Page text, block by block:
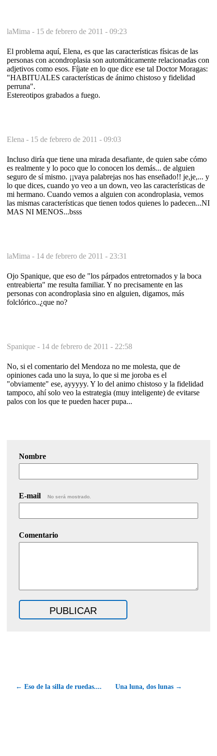
laMima - 15 de febrero de 2011 - 09:23
El problema aquí, Elena, es que las características físicas de las
personas con acondroplasia son automáticamente relacionadas con
adjetivos como esos. Fíjate en lo que dice ese tal Doctor Moragas:
"HABITUALES características de ánimo chistoso y fidelidad
perruna".
Estereotipos grabados a fuego.
Elena - 15 de febrero de 2011 - 09:03
Incluso diría que tiene una mirada desafiante, de quien sabe cómo
es realmente y lo poco que lo conocen los demás... de alguien
seguro de sí mismo. ¡¡vaya palabrejas nos has enseñado!! je,je,... y
lo que dices, cuando yo veo a un down, veo las características de
mi hermano. Cuando vemos a alguien con acondroplasia, vemos
las mismas características que tienen todos quienes lo padecen...NI
MAS NI MENOS...bsss
laMima - 14 de febrero de 2011 - 23:31
Ojo Spanique, que eso de "los párpados entretornados y la boca
entreabierta" me resulta familiar. Y no precisamente en las
personas con acondroplasia sino en alguien, digamos, más
folclórico..¿que no?
Spanique - 14 de febrero de 2011 - 22:58
No, si el comentario del Mendoza no me molesta, que de
opiniones cada uno la suya, lo que si me joroba es el
"obviamente" ese, ayyyyy. Y lo del animo chistoso y la fidelidad
tampoco, ahí solo veo la estrategia (muy inteligente) de evitarse
palos con los que te pueden hacer pupa...
Nombre
E-mail No será mostrado.
Comentario
← Eso de la silla de ruedas.... Una luna, dos lunas →